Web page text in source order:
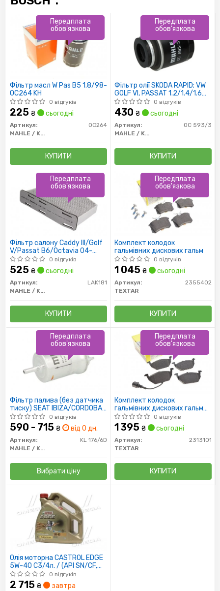
Фільтр масл W Pas B5 1.8/98-
OC264 KH
0 відгуків
225 ₴ сьогодні
Артикул:
OC264
MAHLE / KNECHT
КУПИТИ
Передплата
обов'язкова
Фільтр олії SKODA RAPID; VW
GOLF VI, PASSAT 1.2/1.4/1.6
2010-
0 відгуків
430 ₴ сьогодні
Артикул:
OC 593/3
MAHLE / KNECHT
КУПИТИ
Передплата
обов'язкова
Фільтр салону Caddy III/Golf
V/Passat B6/Octavia 04-
(вугільний)
0 відгуків
525 ₴ сьогодні
Артикул:
LAK181
MAHLE / KNECHT
КУПИТИ
Передплата
обов'язкова
Комплект колодок
гальмівних дискових гальм
0 відгуків
1 045 ₴ сьогодні
Артикул:
2355402
TEXTAR
КУПИТИ
Передплата
обов'язкова
Фільтр палива (без датчика
тиску) SEAT IBIZA/CORDOBA;
SKODA FABIA; VW POLO 1.2-2.0
0 відгуків
590 - 715 ₴ від 0 дн.
Артикул:
KL 176/6D
MAHLE / KNECHT
Вибрати ціну
Передплата
обов'язкова
Комплект колодок
гальмівних дискових гальм
(4шт)
0 відгуків
1 395 ₴ сьогодні
Артикул:
2313101
TEXTAR
КУПИТИ
Передплата
обов'язкова
Олія моторна CASTROL EDGE
5W-40 C3/4л. / (API SN/CF,
ACEA C3, MB 229.31, BMW LL-
04)
0 відгуків
2 715 ₴ завтра